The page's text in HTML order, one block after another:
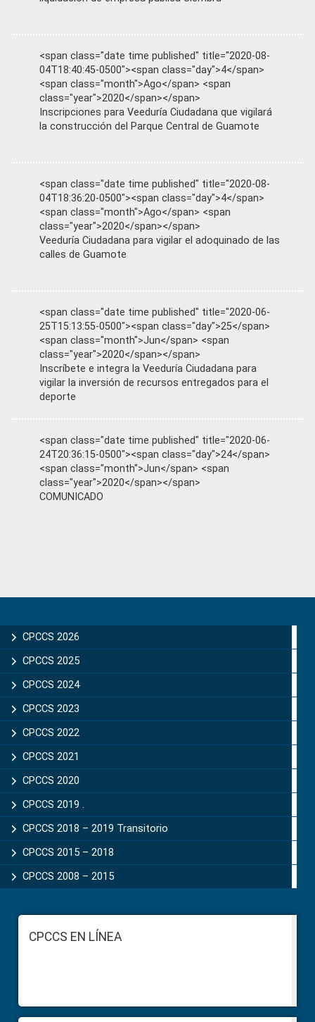
<span class="date time published" title="2020-08-
04T18:40:45-0500"><span class="day">4</span>
<span class="month">Ago</span> <span
class="year">2020</span></span>
Inscripciones para Veeduría Ciudadana que vigilará
la construcción del Parque Central de Guamote
<span class="date time published" title="2020-08-
04T18:36:20-0500"><span class="day">4</span>
<span class="month">Ago</span> <span
class="year">2020</span></span>
Veeduría Ciudadana para vigilar el adoquinado de las
calles de Guamote
<span class="date time published" title="2020-06-
25T15:13:55-0500"><span class="day">25</span>
<span class="month">Jun</span> <span
class="year">2020</span></span>
Inscríbete e integra la Veeduría Ciudadana para
vigilar la inversión de recursos entregados para el
deporte
<span class="date time published" title="2020-06-
24T20:36:15-0500"><span class="day">24</span>
<span class="month">Jun</span> <span
class="year">2020</span></span>
COMUNICADO
Sidebar
CPCCS 2026
CPCCS 2025
CPCCS 2024
CPCCS 2023
CPCCS 2022
CPCCS 2021
CPCCS 2020
CPCCS 2019 .
CPCCS 2018 – 2019 Transitorio
CPCCS 2015 – 2018
CPCCS 2008 – 2015
FooterCPCCS EN LÍNEA